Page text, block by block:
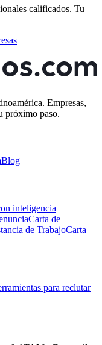
calificados. Tu
Empresas,
próximo paso.
Blog
inteligencia
Carta de
de TrabajoCarta
para reclutar